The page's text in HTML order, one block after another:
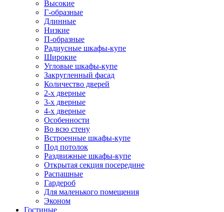
Высокие
Г-образные
Длинные
Низкие
П-образные
Радиусные шкафы-купе
Широкие
Угловые шкафы-купе
Закругленный фасад
Количество дверей
2-х дверные
3-х дверные
4-х дверные
Особенности
Во всю стену
Встроенные шкафы-купе
Под потолок
Раздвижные шкафы-купе
Открытая секция посередине
Распашные
Гардероб
Для маленького помещения
Эконом
Гостиные